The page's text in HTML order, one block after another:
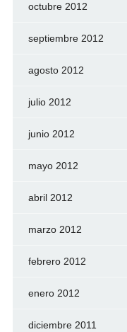
octubre 2012
septiembre 2012
agosto 2012
julio 2012
junio 2012
mayo 2012
abril 2012
marzo 2012
febrero 2012
enero 2012
diciembre 2011